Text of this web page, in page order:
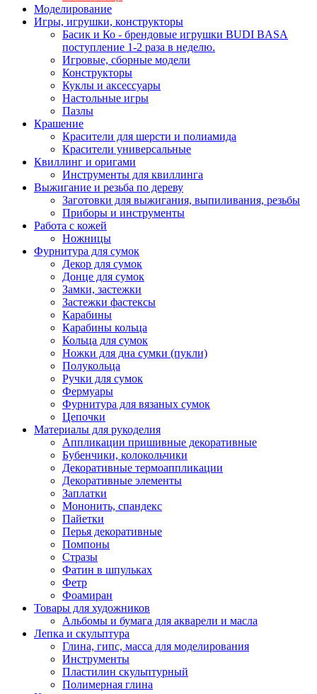
Моделирование
Игры, игрушки, конструкторы
Басик и Ко - брендовые игрушки BUDI BASA
поступление 1-2 раза в неделю.
Игровые, сборные модели
Конструкторы
Куклы и аксессуары
Настольные игры
Пазлы
Крашение
Красители для шерсти и полиамида
Красители универсальные
Квиллинг и оригами
Инструменты для квиллинга
Выжигание и резьба по дереву
Заготовки для выжигания, выпиливания, резьбы
Приборы и инструменты
Работа с кожей
Ножницы
Фурнитура для сумок
Декор для сумок
Донце для сумок
Замки, застежки
Застежки фастексы
Карабины
Карабины кольца
Кольца для сумок
Ножки для дна сумки (пукли)
Полукольца
Ручки для сумок
Фермуары
Фурнитура для вязаных сумок
Цепочки
Материалы для рукоделия
Аппликации пришивные декоративные
Бубенчики, колокольчики
Декоративные термоаппликации
Декоративные элементы
Заплатки
Мононить, спандекс
Пайетки
Перья декоративные
Помпоны
Стразы
Фатин в шпульках
Фетр
Фоамиран
Товары для художников
Альбомы и бумага для акварели и масла
Лепка и скульптура
Глина, гипс, масса для моделирования
Инструменты
Пластилин скульптурный
Полимерная глина